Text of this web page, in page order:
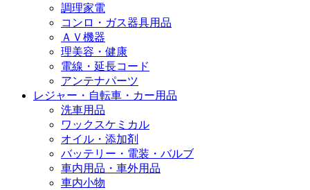
調理家電
コンロ・ガス器具用品
ＡＶ機器
理美容・健康
電線・延長コード
アンテナパーツ
レジャー・自転車・カー用品
洗車用品
ワックスケミカル
オイル・添加剤
バッテリー・電装・バルブ
車内用品・車外用品
車内小物